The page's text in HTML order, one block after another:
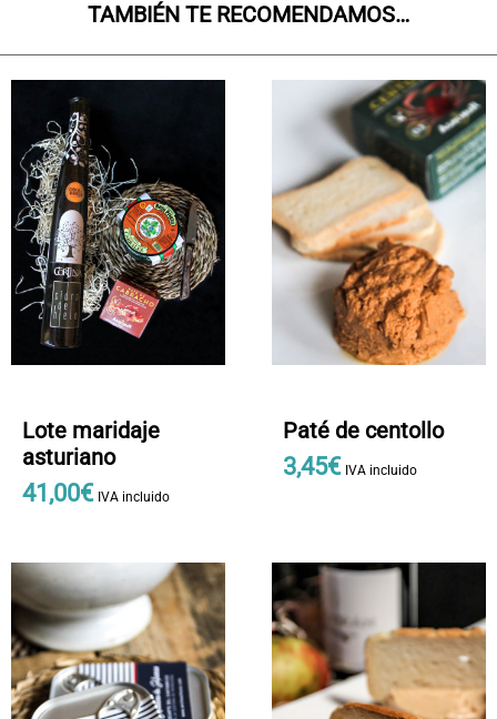
TAMBIÉN TE RECOMENDAMOS…
Lote maridaje
asturiano
41 ,00€ IVA incluido
Paté de centollo
3,45€ IVA incluido